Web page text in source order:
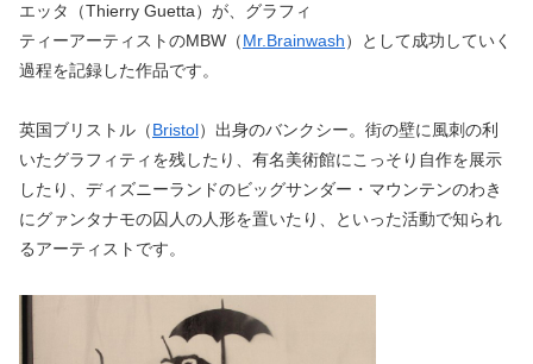
エッタ（Thierry Guetta）が、グラフィ
ティーアーティストのMBW（Mr.Brainwash）として成功していく
過程を記録した作品です。
英国ブリストル（Bristol）出身のバンクシー。街の壁に風刺の利
いたグラフィティを残したり、有名美術館にこっそり自作を展示
したり、ディズニーランドのビッグサンダー・マウンテンのわき
にグァンタナモの囚人の人形を置いたり、といった活動で知られ
るアーティストです。